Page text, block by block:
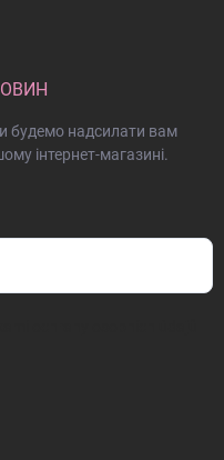
будемо надсилати вам
інтернет-магазині.